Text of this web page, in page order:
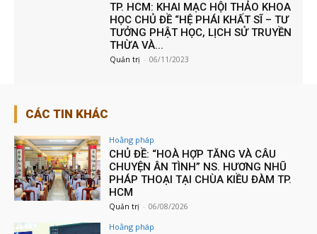
TP. HCM: KHAI MẠC HỘI THẢO KHOA
HỌC CHỦ ĐỀ “HỆ PHÁI KHẤT SĨ – TƯ
TƯỞNG PHẬT HỌC, LỊCH SỬ TRUYỀN
THỪA VÀ...
Quản trị - 06/11/2023
CÁC TIN KHÁC
Hoằng pháp
CHỦ ĐỀ: “HOÀ HỢP TĂNG VÀ CÂU
CHUYỆN ÂN TÌNH” NS. HƯƠNG NHŨ
PHÁP THOẠI TẠI CHÙA KIỀU ĐÀM TP.
HCM
Quản trị - 06/08/2026
Hoằng pháp